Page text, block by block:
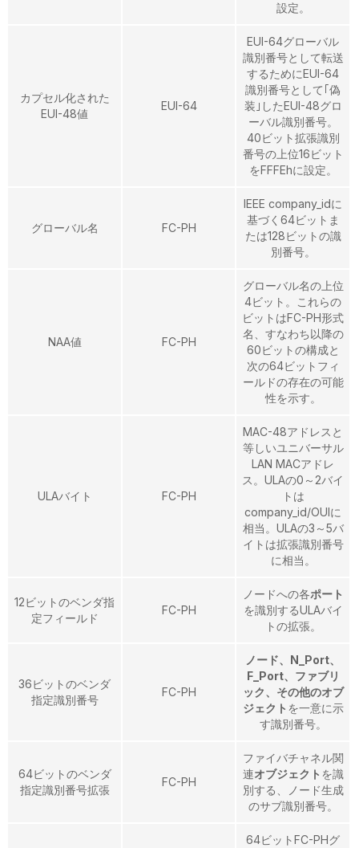
設定。
カプセル化された
EUI-48値
EUI-64
EUI-64グローバル
識別番号として転送
するためにEUI-64
識別番号として｢偽
装｣したEUI-48グロ
ーバル識別番号。
40ビット拡張識別
番号の上位16ビット
をFFFEhに設定。
グローバル名 FC-PH
IEEE company_idに
基づく64ビットま
たは128ビットの識
別番号。
NAA値 FC-PH
グローバル名の上位
4ビット。これらの
ビットはFC-PH形式
名、すなわち以降の
60ビットの構成と
次の64ビットフィ
ールドの存在の可能
性を示す。
ULAバイト FC-PH
MAC-48アドレスと
等しいユニバーサル
LAN MACアドレ
ス。ULAの0～2バイ
トは
company_id/OUIに
相当。ULAの3～5バ
イトは拡張識別番号
に相当。
12ビットのベンダ指
定フィールド
FC-PH
ノードへの各ポート
を識別するULAバイ
トの拡張。
36ビットのベンダ
指定識別番号
FC-PH
ノード、N_Port、
F_Port、ファブリ
ック、その他のオブ
ジェクト を一意に示
す識別番号。
64ビットのベンダ
指定識別番号拡張
FC-PH
ファイバチャネル関
連オブジェクト を識
別する、ノード生成
のサブ識別番号。
64ビットFC-PHグ